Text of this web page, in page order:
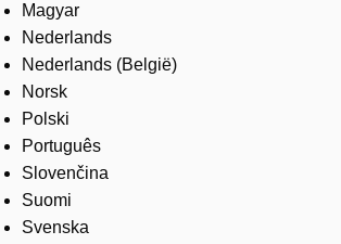
Magyar
Nederlands
Nederlands (België)
Norsk
Polski
Português
Slovenčina
Suomi
Svenska